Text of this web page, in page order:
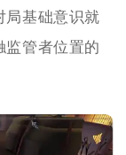
局基础意识就
监管者位置的